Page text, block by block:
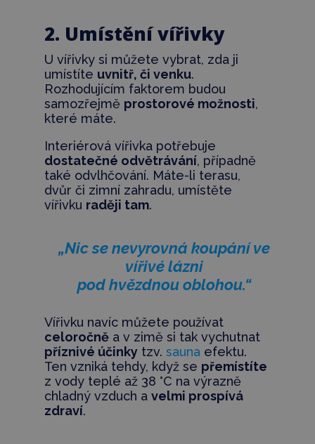
2. Umístění vířivky
U vířivky si můžete vybrat, zda ji
umístíte uvnitř, či venku.
Rozhodujícím faktorem budou
samozřejmě prostorové možnosti,
které máte.
Interiérová vířivka potřebuje
dostatečné odvětrávání, případně
také odvlhčování. Máte-li terasu,
dvůr či zimní zahradu, umístěte
vířivku raději tam.
„Nic se nevyrovná koupání ve
vířivé lázni
pod hvězdnou oblohou.“
Vířivku navíc můžete používat
celoročněa v zimě si tak vychutnat
příznivé účinkytzv. saunaefektu.
Ten vzniká tehdy, když se přemístíte
z vody teplé až 38 °C na výrazně
chladný vzduch a velmi prospívá
zdraví.